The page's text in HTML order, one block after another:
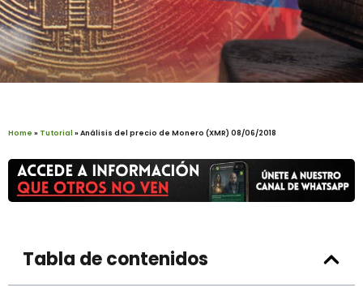
Home » Tutorial »Análisis del precio de Monero (XMR) 08/06/2018
Tabla de contenidos